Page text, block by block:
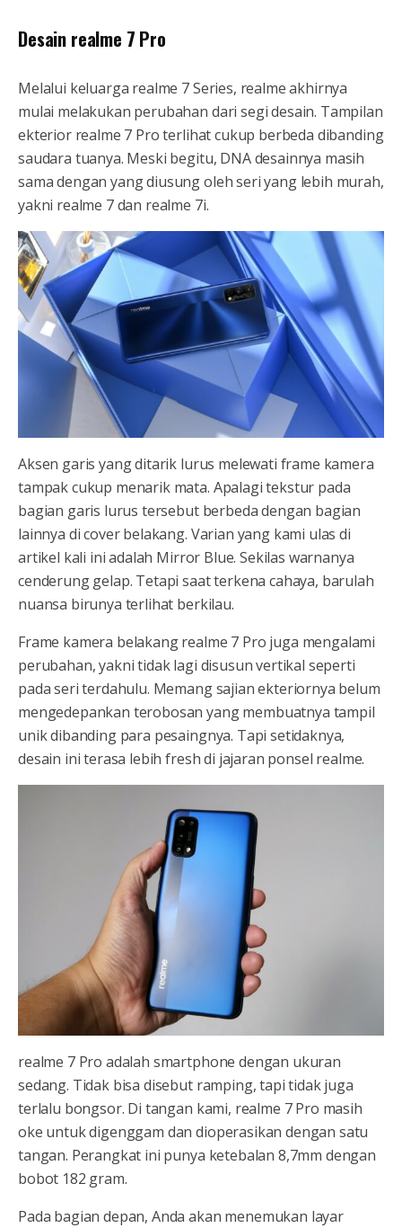
Desain realme 7 Pro
Melalui keluarga realme 7 Series, realme akhirnya
mulai melakukan perubahan dari segi desain. Tampilan
ekterior realme 7 Pro terlihat cukup berbeda dibanding
saudara tuanya. Meski begitu, DNA desainnya masih
sama dengan yang diusung oleh seri yang lebih murah,
yakni realme 7 dan realme 7i.
Aksen garis yang ditarik lurus melewati frame kamera
tampak cukup menarik mata. Apalagi tekstur pada
bagian garis lurus tersebut berbeda dengan bagian
lainnya di cover belakang. Varian yang kami ulas di
artikel kali ini adalah Mirror Blue. Sekilas warnanya
cenderung gelap. Tetapi saat terkena cahaya, barulah
nuansa birunya terlihat berkilau.
Frame kamera belakang realme 7 Pro juga mengalami
perubahan, yakni tidak lagi disusun vertikal seperti
pada seri terdahulu. Memang sajian ekteriornya belum
mengedepankan terobosan yang membuatnya tampil
unik dibanding para pesaingnya. Tapi setidaknya,
desain ini terasa lebih fresh di jajaran ponsel realme.
realme 7 Pro adalah smartphone dengan ukuran
sedang. Tidak bisa disebut ramping, tapi tidak juga
terlalu bongsor. Di tangan kami, realme 7 Pro masih
oke untuk digenggam dan dioperasikan dengan satu
tangan. Perangkat ini punya ketebalan 8,7mm dengan
bobot 182 gram.
Pada bagian depan, Anda akan menemukan layar